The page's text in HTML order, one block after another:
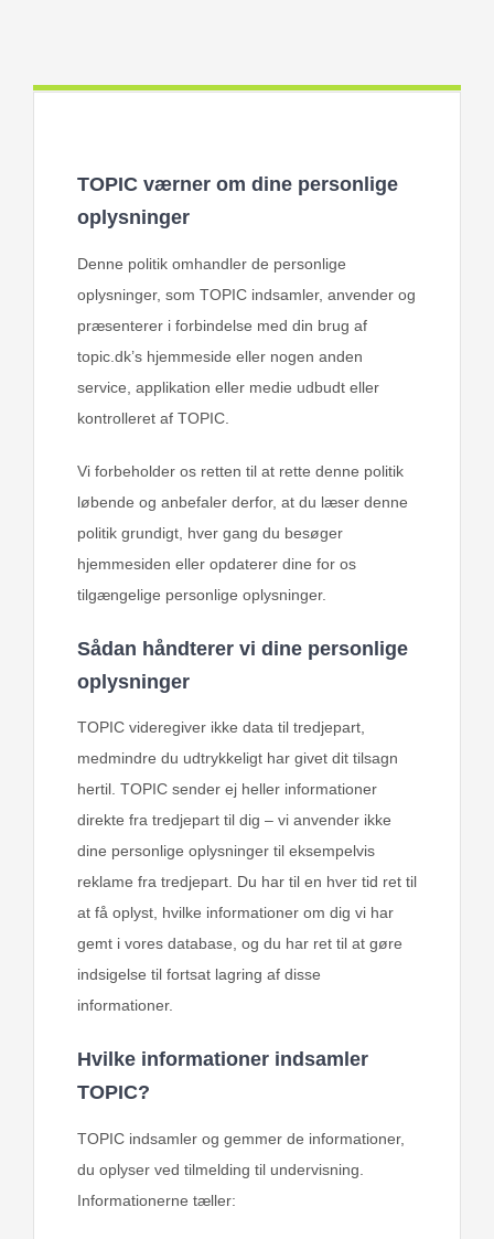
TOPIC værner om dine personlige
oplysninger
Denne politik omhandler de personlige
oplysninger, som TOPIC indsamler, anvender og
præsenterer i forbindelse med din brug af
topic.dk’s hjemmeside eller nogen anden
service, applikation eller medie udbudt eller
kontrolleret af TOPIC.
Vi forbeholder os retten til at rette denne politik
løbende og anbefaler derfor, at du læser denne
politik grundigt, hver gang du besøger
hjemmesiden eller opdaterer dine for os
tilgængelige personlige oplysninger.
Sådan håndterer vi dine personlige
oplysninger
TOPIC videregiver ikke data til tredjepart,
medmindre du udtrykkeligt har givet dit tilsagn
hertil. TOPIC sender ej heller informationer
direkte fra tredjepart til dig – vi anvender ikke
dine personlige oplysninger til eksempelvis
reklame fra tredjepart. Du har til en hver tid ret til
at få oplyst, hvilke informationer om dig vi har
gemt i vores database, og du har ret til at gøre
indsigelse til fortsat lagring af disse
informationer.
Hvilke informationer indsamler
TOPIC?
TOPIC indsamler og gemmer de informationer,
du oplyser ved tilmelding til undervisning.
Informationerne tæller: